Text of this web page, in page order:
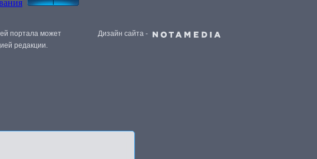
портала может
редакции.
Дизайн сайта -